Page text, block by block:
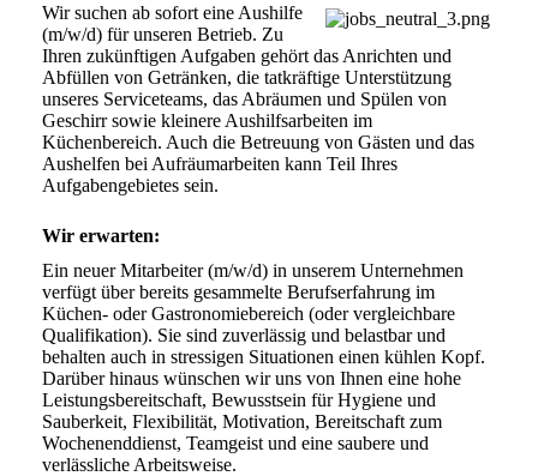
Wir suchen ab sofort eine Aushilfe
(m/w/d) für unseren Betrieb. Zu
Ihren zukünftigen Aufgaben gehört das Anrichten und
Abfüllen von Getränken, die tatkräftige Unterstützung
unseres Serviceteams, das Abräumen und Spülen von
Geschirr sowie kleinere Aushilfsarbeiten im
Küchenbereich. Auch die Betreuung von Gästen und das
Aushelfen bei Aufräumarbeiten kann Teil Ihres
Aufgabengebietes sein.
Wir erwarten:
Ein neuer Mitarbeiter (m/w/d) in unserem Unternehmen
verfügt über bereits gesammelte Berufserfahrung im
Küchen- oder Gastronomiebereich (oder vergleichbare
Qualifikation). Sie sind zuverlässig und belastbar und
behalten auch in stressigen Situationen einen kühlen Kopf.
Darüber hinaus wünschen wir uns von Ihnen eine hohe
Leistungsbereitschaft, Bewusstsein für Hygiene und
Sauberkeit, Flexibilität, Motivation, Bereitschaft zum
Wochenenddienst, Teamgeist und eine saubere und
verlässliche Arbeitsweise.